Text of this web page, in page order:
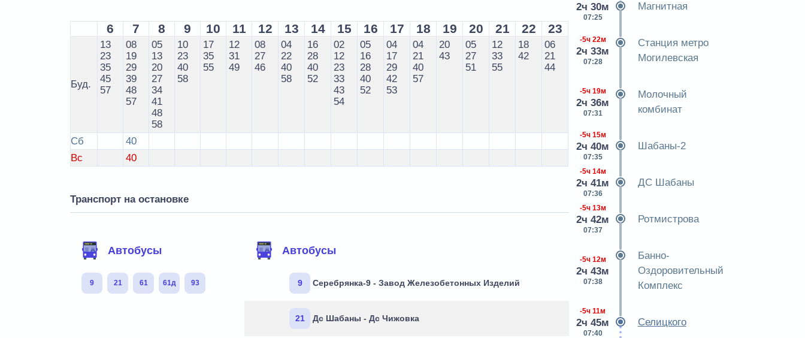
6 7 8 9 10 11 12 13 14 15 16 17 18 19 20 21 22 23
Буд.
13
23
35
45
57
08
19
29
39
48
57
05
13
20
27
34
41
48
58
10
23
40
58
17
35
55
12
31
49
08
27
46
04
22
40
58
16
28
40
52
02
12
23
33
43
54
05
16
28
40
52
04
17
29
42
53
04
21
40
57
20
43
05
27
51
12
33
55
18
42
06
21
44
Сб
40
Вс
40
Транспорт на остановке
Автобусы
9 21 61 61д 93
Автобусы
9 Серебрянка-9 - Завод Железобетонных Изделий
21 Дс Шабаны - Дс Чижовка
2ч 30м
07:25
Магнитная
-5ч 22м
2ч 33м
07:28
Станция метро
Могилевская
-5ч 19м
2ч 36м
07:31
Молочный
комбинат
-5ч 15м
2ч 40м
07:35
Шабаны-2
-5ч 14м
2ч 41м
07:36
ДС Шабаны
-5ч 13м
2ч 42м
07:37
Ротмистрова
-5ч 12м
2ч 43м
07:38
Банно-
Оздоровительный
Комплекс
-5ч 11м
2ч 45м
07:40
Селицкого